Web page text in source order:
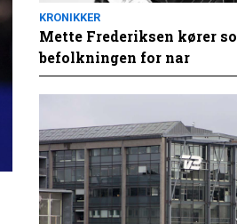
KRONIKKER
Mette Frederiksen kører
befolkningen for nar